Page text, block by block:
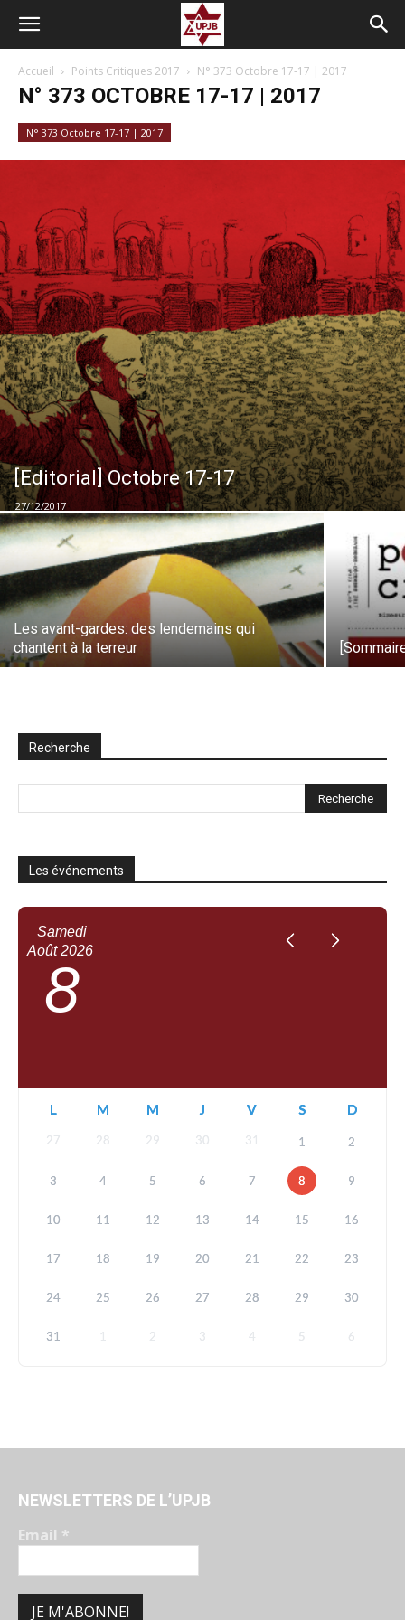
Accueil Points Critiques 2017 N° 373 Octobre 17-17 | 2017
N° 373 OCTOBRE 17-17 | 2017
N° 373 Octobre 17-17 | 2017
[Editorial] Octobre 17-17
27/12/2017
Les avant-gardes: des lendemains qui
chantent à la terreur
Recherche
Les événements
Samedi
Août 2026
8
L M M J V S D
27 28 29 30 31 1 2
3 4 5 6 7 8 9
10 11 12 13 14 15 16
17 18 19 20 21 22 23
24 25 26 27 28 29 30
31 1 2 3 4 5 6
NEWSLETTERS DE L’UPJB
Email *